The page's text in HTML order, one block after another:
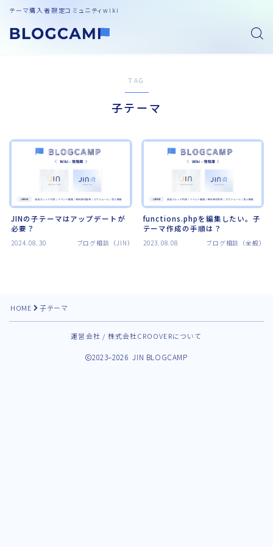
テーマ購入者限定コミュニティwiki
TAG
子テーマ
JINの子テーマはアップデートが
必要？
2024.08.30 ブログ相談（JIN）
functions.phpを編集したい。子
テーマ作成の手順は？
2023.08.08 ブログ相談（全般）
HOME 子テーマ
運営会社 / 株式会社CROOVERについて
2023–2026 JIN BLOGCAMP